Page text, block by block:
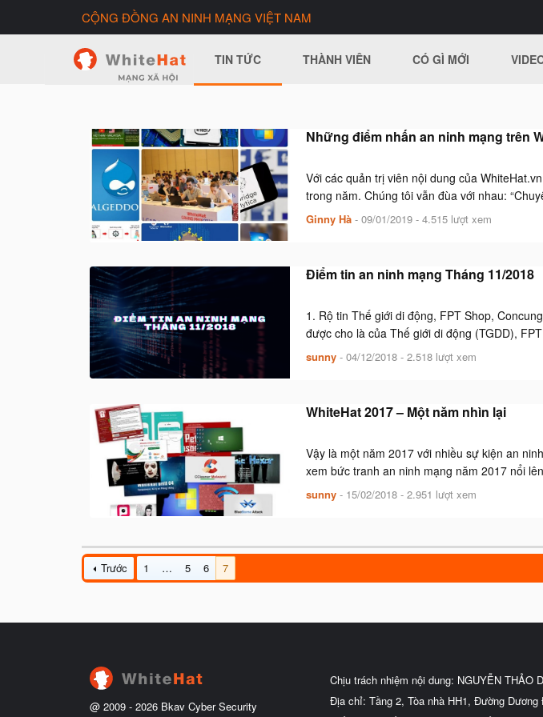
CỘNG ĐỒNG AN NINH MẠNG VIỆT NAM
TIN TỨC THÀNH VIÊN CÓ GÌ MỚI
Những điểm nhấn an ninh mạng trên
Với các quản trị viên nội dung của
trong năm. Chúng tôi vẫn đùa với nhau:
Ginny Hà - 09/01/2019 - 4.515 lượt xem
Điểm tin an ninh mạng Tháng 11/2018
1. Rộ tin Thế giới di động, FPT Shop,
được cho là của Thế giới di động (TGDD),
sunny - 04/12/2018 - 2.518 lượt xem
WhiteHat 2017 – Một năm nhìn lại
Vậy là một năm 2017 với nhiều sự kiện an
xem bức tranh an ninh mạng năm 2017 nổi
sunny - 15/02/2018 - 2.951 lượt xem
Trước 1 … 5 6 7
@ 2009 - 2026 Bkav Cyber Security
Chịu trách nhiệm nội dung: NGUYỄN THẢO
Địa chỉ: Tầng 2, Tòa nhà HH1, Đường